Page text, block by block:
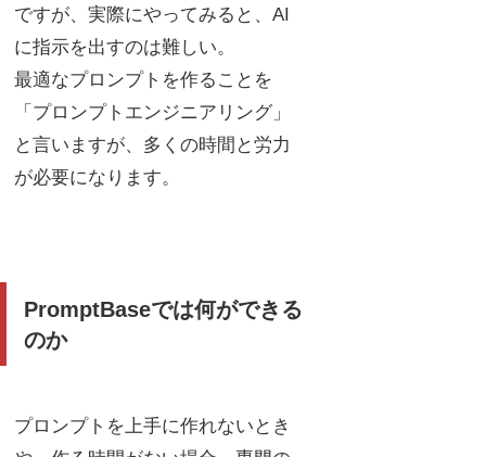
ですが、実際にやってみると、AI
に指示を出すのは難しい。
最適なプロンプトを作ることを
「プロンプトエンジニアリング」
と言いますが、多くの時間と労力
が必要になります。
PromptBaseでは何ができる
のか
プロンプトを上手に作れないとき